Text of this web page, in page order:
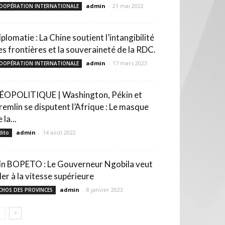
INTERNATIONALE admin - 21 mai 2022
: La Chine soutient l’intangibilité
frontières et la souveraineté de la RDC.
INTERNATIONALE admin - 17 mars 2023
| Washington, Pékin et
se disputent l’Afrique : Le masque
la...
admin - 14 août 2022
BOPETO : Le Gouverneur Ngobila veut
à la vitesse supérieure
DES PROVINCES admin - 8 janvier 2023